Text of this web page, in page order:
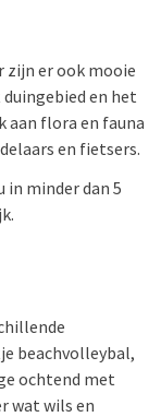
zijn er ook mooie
en het
aan flora en fauna
en fietsers.
in minder dan 5
beachvolleybal,
ochtend met
wat wils en